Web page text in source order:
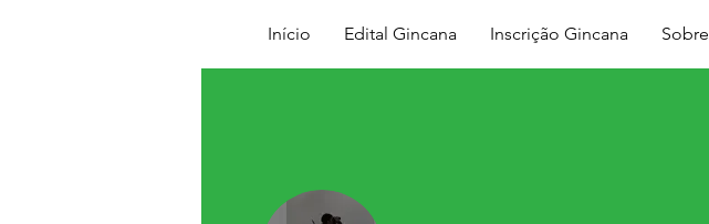
Início Edital Gincana Inscrição Gincana Sobre